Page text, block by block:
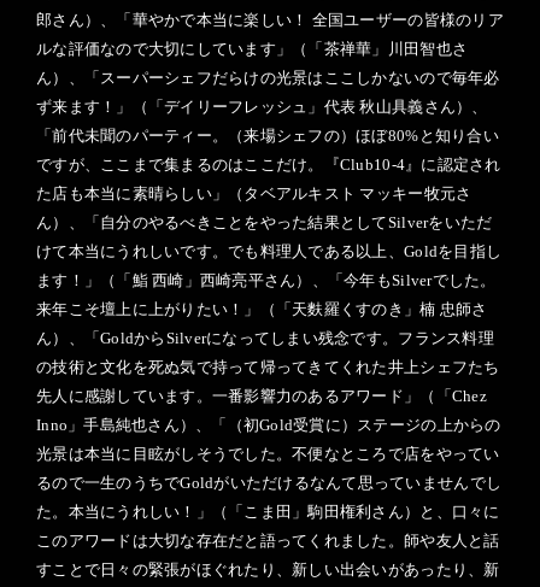
郎さん）、「華やかで本当に楽しい！ 全国ユーザーの皆様のリア
ルな評価なので大切にしています」（「茶禅華」川田智也さ
ん）、「スーパーシェフだらけの光景はここしかないので毎年必
ず来ます！」（「デイリーフレッシュ」代表 秋山具義さん）、
「前代未聞のパーティー。（来場シェフの）ほぼ80%と知り合い
ですが、ここまで集まるのはここだけ。『Club10-4』に認定され
た店も本当に素晴らしい」（タベアルキスト マッキー牧元さ
ん）、「自分のやるべきことをやった結果としてSilverをいただ
けて本当にうれしいです。でも料理人である以上、Goldを目指し
ます！」（「鮨 西崎」西崎亮平さん）、「今年もSilverでした。
来年こそ壇上に上がりたい！」（「天麩羅くすのき」楠 忠師さ
ん）、「GoldからSilverになってしまい残念です。フランス料理
の技術と文化を死ぬ気で持って帰ってきてくれた井上シェフたち
先人に感謝しています。一番影響力のあるアワード」（「Chez
Inno」手島純也さん）、「（初Gold受賞に）ステージの上からの
光景は本当に目眩がしそうでした。不便なところで店をやってい
るので一生のうちでGoldがいただけるなんて思っていませんでし
た。本当にうれしい！」（「こま田」駒田権利さん）と、口々に
このアワードは大切な存在だと語ってくれました。師や友人と話
すことで日々の緊張がほぐれたり、新しい出会いがあったり、新